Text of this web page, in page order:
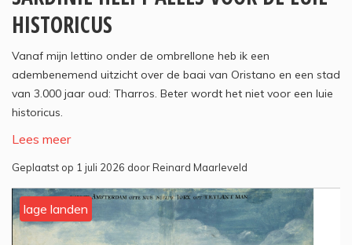
HISTORICUS
Vanaf mijn lettino onder de ombrellone heb ik een
adembenemend uitzicht over de baai van Oristano en een stad
van 3.000 jaar oud: Tharros. Beter wordt het niet voor een luie
historicus.
Lees meer
Geplaatst op 1 juli 2026 door Reinard Maarleveld
lage landen